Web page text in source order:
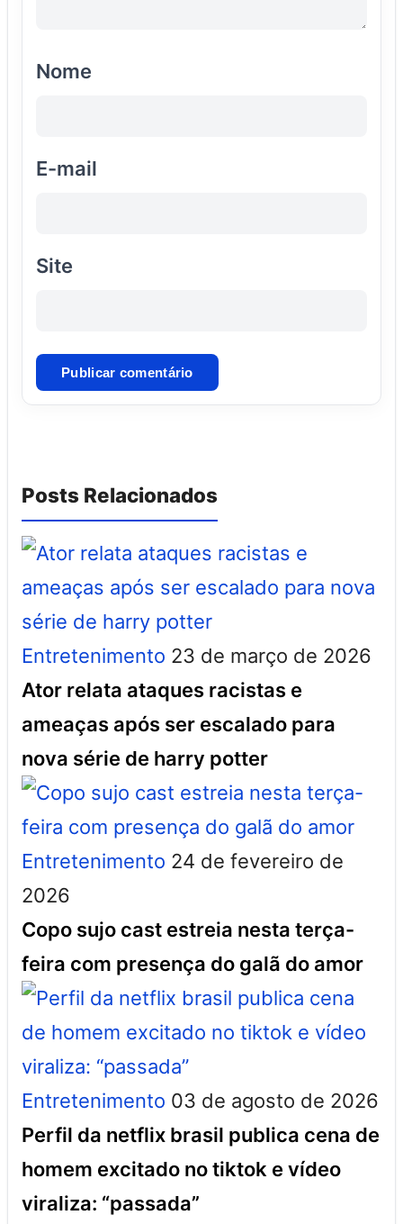
Nome
E-mail
Site
Posts Relacionados
Entretenimento 23 de março de 2026
Ator relata ataques racistas e
ameaças após ser escalado para
nova série de harry potter
Entretenimento 24 de fevereiro de
2026
Copo sujo cast estreia nesta terça-
feira com presença do galã do amor
Entretenimento 03 de agosto de 2026
Perfil da netflix brasil publica cena de
homem excitado no tiktok e vídeo
viraliza: “passada”